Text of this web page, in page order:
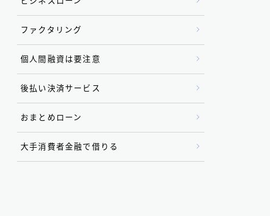
ファクタリング
個人間融資は要注意
後払い決済サービス
おまとめローン
大手消費者金融で借りる